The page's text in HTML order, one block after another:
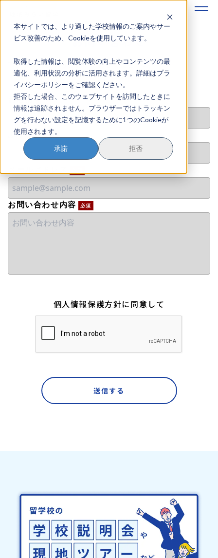
本サイトでは、より適した学校情報のご案内やサー
ビス改善のため、Cookieを使用しています。
取得した情報は、閲覧体験の向上やコンテンツの最
適化、利用状況の分析に活用されます。詳細はプラ
イバシーポリシーをご確認ください。
拒否した場合、このウェブサイトを訪問したときに
情報は追跡されません。ブラウザーではトラッキン
グを行わない設定を記憶するために1つのCookieが
使用されます。
承諾 拒否
地域みらい留学のすすめかた
地域みらい留学とは
学校を探す
イベントを探す
おためし地域留学
マガジン
奨学金について
？ イベント参加方法
お問い合わせ
下記フォームよりお問い合わせください。
お名前 必須
ふりがな 必須
お問い合わせ内容 必須
個人情報保護方針に同意して
送信する